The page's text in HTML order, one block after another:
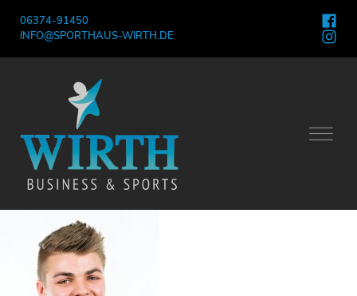
06374-91450
INFO@SPORTHAUS-WIRTH.DE